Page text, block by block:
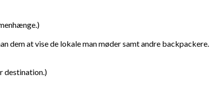
dem at vise de lokale man møder samt andre backpackere.
destination.)